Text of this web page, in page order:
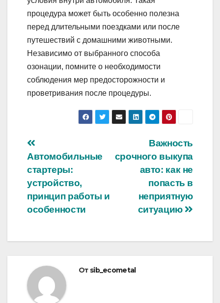
процедура может быть особенно полезна
перед длительными поездками или после
путешествий с домашними животными.
Независимо от выбранного способа
озонации, помните о необходимости
соблюдения мер предосторожности и
проветривания после процедуры.
Навигация
по
записям
Важность
срочного выкупа
авто: как не
попасть в
неприятную
ситуацию
Автомобильные
стартеры:
устройство,
принцип работы и
особенности
От sib_ecometal